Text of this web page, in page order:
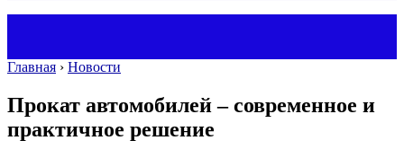
Главная › Новости
Прокат автомобилей – современное и
практичное решение